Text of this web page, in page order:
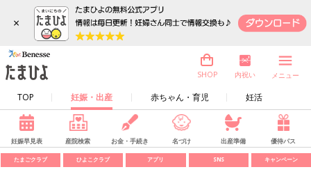
×
TOP 妊娠・出産 赤ちゃん・育児 妊活
SHOP 内祝い メニュー
妊娠早見表 産院検索 お金・手続き 名づけ 出産準備 優待パス
たまごクラブ ひよこクラブ アプリ SNS キャンペーン